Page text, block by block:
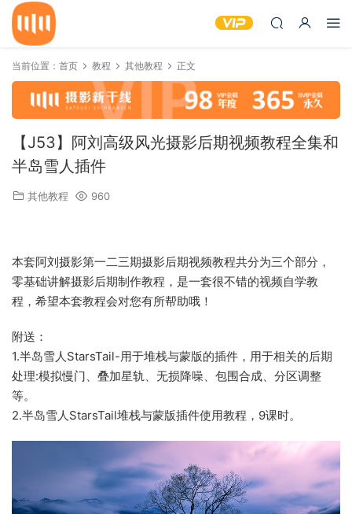
当前位置： 首页 教程 其他教程 正文
【J53】阿刘高级风光摄影后期视频教程全集和
半岛雪人插件
其他教程 960
本套阿刘摄影第一二三期摄影后期视频教程共分为三个部分，
零基础讲解摄影后期制作教程，是一套很不错的视频自学教
程，希望本套教程会对您有所帮助哦！
附送：
1.半岛雪人StarsTail-用于堆栈与蒙版的插件，用于相关的后期
处理:模拟慢门、叠加星轨、无损降噪、包围合成、分区调整
等。
2.半岛雪人StarsTail堆栈与蒙版插件使用教程，9课时。